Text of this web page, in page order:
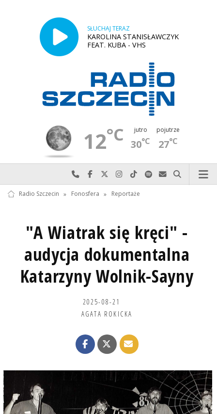
SŁUCHAJ TERAZ
KAROLINA STANISŁAWCZYK
FEAT. KUBA - VHS
12°C jutro
30°C
pojutrze
27°C
Najlepiej po prostu do nas zadzwoń
Odwiedź nas na Facebook-u
Odwiedź nas na X
Odwiedź nas na Instagram-ie
Odwiedź nas na TikTok-u
Szukaj nas na Spotify
Wyślij do nas
Szukaj
Radio Szczecin » Fonosfera » Reportaże
"A Wiatrak się kręci" -
audycja dokumentalna
Katarzyny Wolnik-Sayny
2025-08-21
AGATA ROKICKA